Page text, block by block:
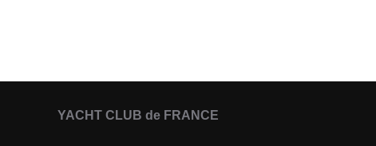
YACHT CLUB de FRANCE